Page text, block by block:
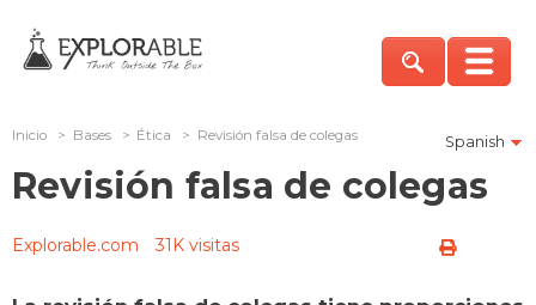
Spanish
Inicio > Bases > Ética > Revisión falsa de colegas
Revisión falsa de colegas
Explorable.com 31K visitas